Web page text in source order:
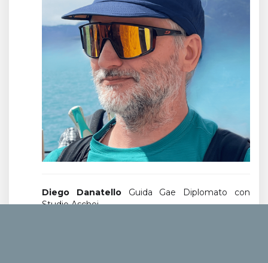
Diego DanatelloGuida Gae Diplomato con
Studio Aschei